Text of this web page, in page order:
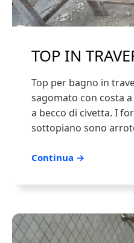
TOP IN
Top per bagno in
sagomato con costa
a becco di civetta. I
sottopiano sono
Continua →